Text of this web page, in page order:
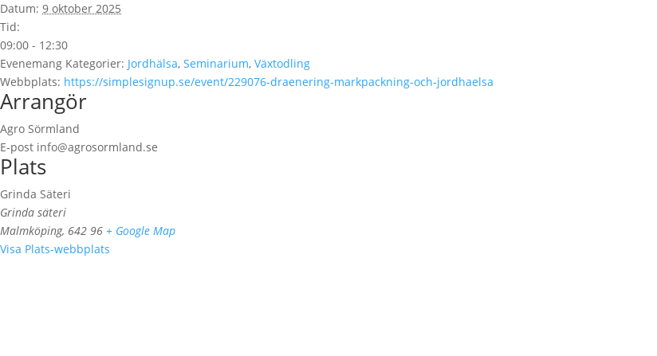
Datum: 9 oktober 2025
Tid:
09:00 - 12:30
Evenemang Kategorier: Jordhälsa, Seminarium, Växtodling
Webbplats: https://simplesignup.se/event/229076-draenering-markpackning-och-jordhaelsa
Arrangör
Agro Sörmland
E-post info@agrosormland.se
Plats
Grinda Säteri
Grinda säteri
Malmköping, 642 96 + Google Map
Visa Plats-webbplats